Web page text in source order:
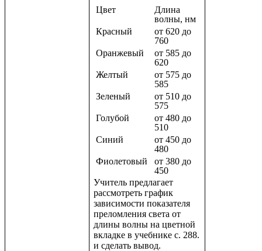
Цвет
Длина
волны, нм
Красный
от 620 до
760
Оранжевый
от 585 до
620
Желтый
от 575 до
585
Зеленый
от 510 до
575
Голубой
от 480 до
510
Синий
от 450 до
480
Фиолетовый
от 380 до
450
Учитель предлагает
рассмотреть график
зависимости показателя
преломления света от
длины волны на цветной
вкладке в учебнике с. 288.
и сделать вывод.